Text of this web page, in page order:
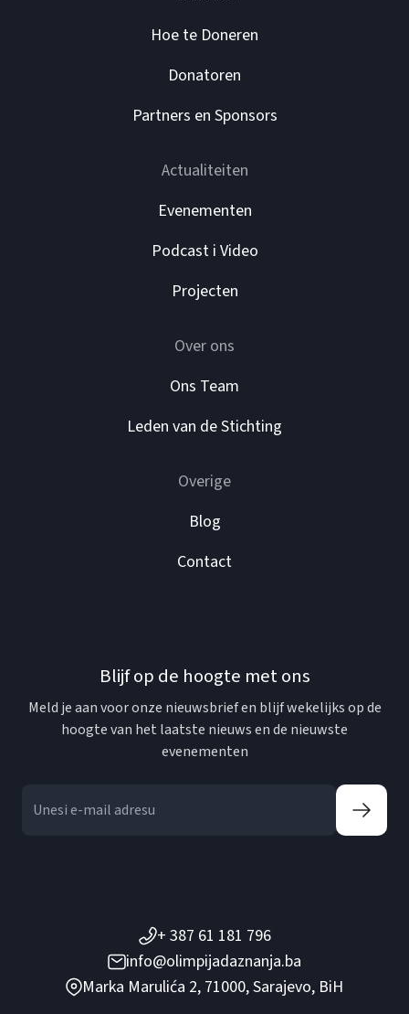
Hoe te Doneren
Donatoren
Partners en Sponsors
Actualiteiten
Evenementen
Podcast i Video
Projecten
Over ons
Ons Team
Leden van de Stichting
Overige
Blog
Contact
Blijf op de hoogte met ons
Meld je aan voor onze nieuwsbrief en blijf wekelijks op de
hoogte van het laatste nieuws en de nieuwste
evenementen
+ 387 61 181 796
info@olimpijadaznanja.ba
Marka Marulića 2, 71000, Sarajevo, BiH